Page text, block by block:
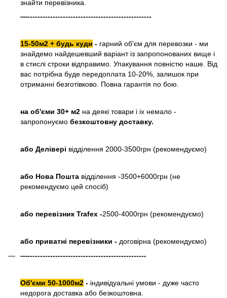
знайти перевізника.
—-------------------------------------------------
15-50м2 + будь куди - гарний об'єм для перевозки - ми
знайдемо найдешевший варіант із запропонованих вище і
в стислі строки відправимо. Упакування повністю наше. Від
вас потрібна буде передоплата 10-20%, залишок при
отриманні безготівково. Повна гарантія по бою.
на об'єми 30+ м2 на деякі товари і іх немало -
запропонуємо безкоштовну доставку.
або Делівері відділення 2000-3500грн (рекомендуємо)
або Нова Пошта відділення -3500+6000грн (не
рекомендуємо цей спосіб)
або перевізник Trafex -2500-4000грн (рекомендуємо)
або приватні перевізники - договірна (рекомендуємо)
—-----------------------------------------------
Об'єми 50-1000м2 - індивідуальні умови - дуже часто
недорога доставка або безкоштовна.